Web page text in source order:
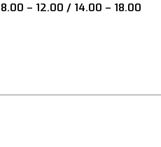
8.00 – 12.00 / 14.00 – 18.00